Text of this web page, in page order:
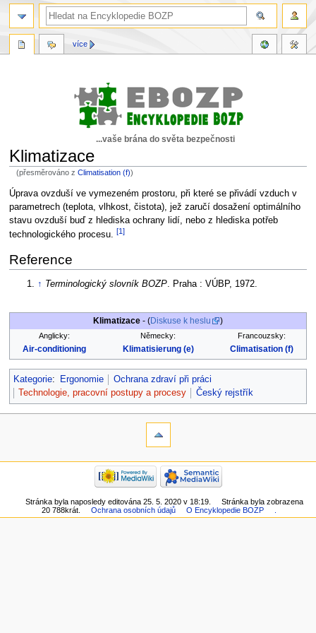
...vaše brána do světa bezpečnosti
Klimatizace
(přesměrováno zClimatisation (f))
Skočit
na
navigaci
Skočit
na
vyhledávání
Úprava ovzduší ve vymezeném prostoru, při které se přivádí vzduch v
parametrech (teplota, vlhkost, čistota), jež zaručí dosažení optimálního
stavu ovzduší buď z hlediska ochrany lidí, nebo z hlediska potřeb
technologického procesu. [1]
Reference
↑ Terminologický slovník BOZP. Praha : VÚBP, 1972.
Klimatizace - (Diskuse k heslu )
Anglicky: Německy: Francouzsky:
Air-conditioning Klimatisierung (e) Climatisation (f)
Kategorie: Ergonomie
Ochrana zdraví při práci
Technologie, pracovní postupy a procesy
Český rejstřík
více
Stránka byla naposledy editována 25. 5. 2020 v 18:19.
Stránka byla zobrazena
20 788krát.
Ochrana osobních údajů O Encyklopedie BOZP